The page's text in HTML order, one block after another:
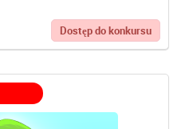
Dostęp do konkursu